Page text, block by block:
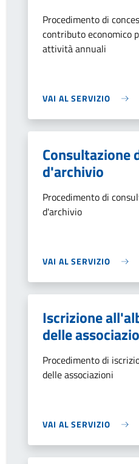
Procedimento di
contributo economico
attività annuali
VAI AL SERVIZIO
Consultazione
d'archivio
Procedimento di
d'archivio
VAI AL SERVIZIO
Iscrizione
delle
Procedimento di
delle associazioni
VAI AL SERVIZIO